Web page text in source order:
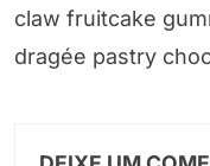
claw fruitcake
dragée pastry